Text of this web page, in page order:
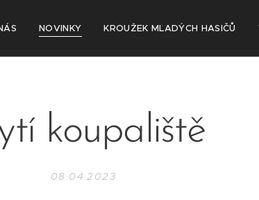
NOVINKY KROUŽEK MLADÝCH HASIČŮ
koupaliště
08.04.2023